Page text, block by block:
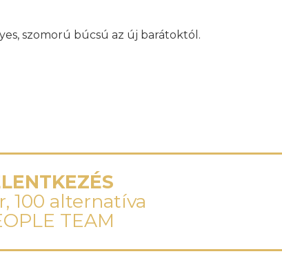
szomorú búcsú az új barátoktól.
100 alternatíva
TEAM